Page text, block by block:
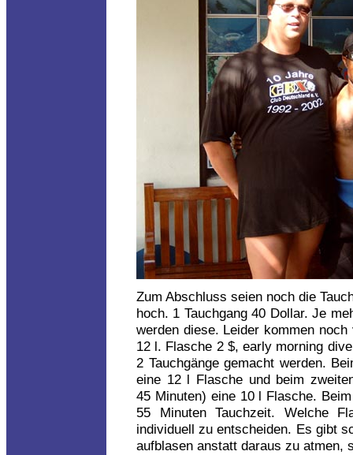
Zum Abschluss seien noch die
hoch. 1 Tauchgang 40 Dollar. Je
werden diese. Leider kommen
12 l. Flasche 2 $, early morning
2 Tauchgänge gemacht werden.
eine 12 l Flasche und beim
45 Minuten) eine 10 l Flasche.
55 Minuten Tauchzeit. Welche
individuell zu entscheiden. Es gibt
aufblasen anstatt daraus zu atmen,